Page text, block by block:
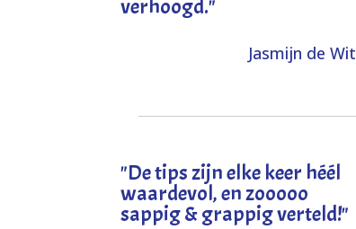
verhoogd."
Jasmijn de Wit
"De tips zijn elke keer héél
waardevol, en zooooo
sappig & grappig verteld!"